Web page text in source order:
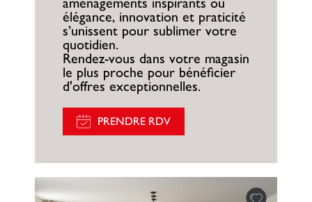
élégance, innovation et praticité
s’unissent pour sublimer votre
quotidien.
Rendez-vous dans votre magasin
le plus proche pour bénéficier
d'offres exceptionnelles.
PRENDRE RDV